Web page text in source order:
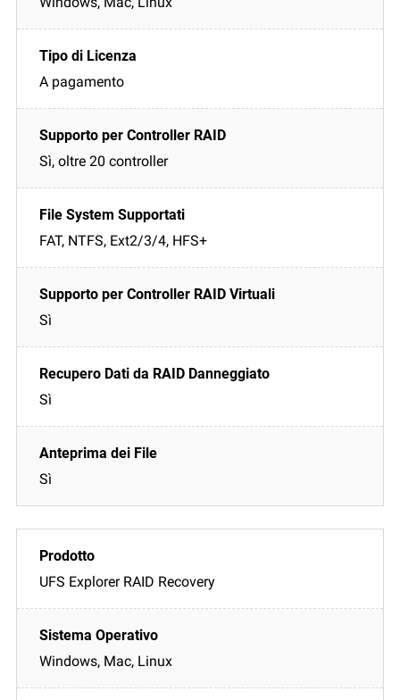
A pagamento
Sì, oltre 20 controller
FAT, NTFS, Ext2/3/4, HFS+
Sì
Sì
Sì
UFS Explorer RAID Recovery
Windows, Mac, Linux